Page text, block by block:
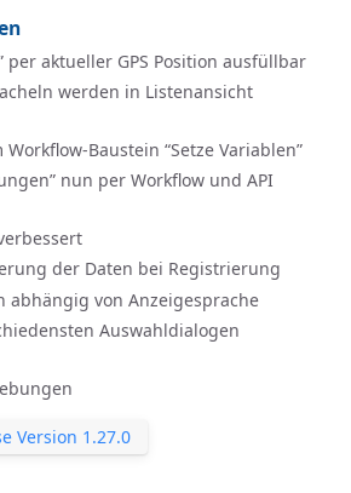
per aktueller GPS Position ausfüllbar
werden in Listenansicht
Baustein “Setze Variablen”
nun per Workflow und API
der Daten bei Registrierung
abhängig von Anzeigesprache
Auswahldialogen
Version 1.27.0